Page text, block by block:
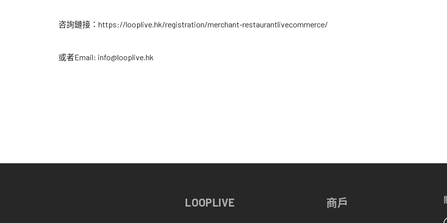
咨詢鏈接：https://looplive.hk/registration/merchant-restaurantlivecommerce/
或者Email: info@looplive.hk
LOOPLIVE 商戶